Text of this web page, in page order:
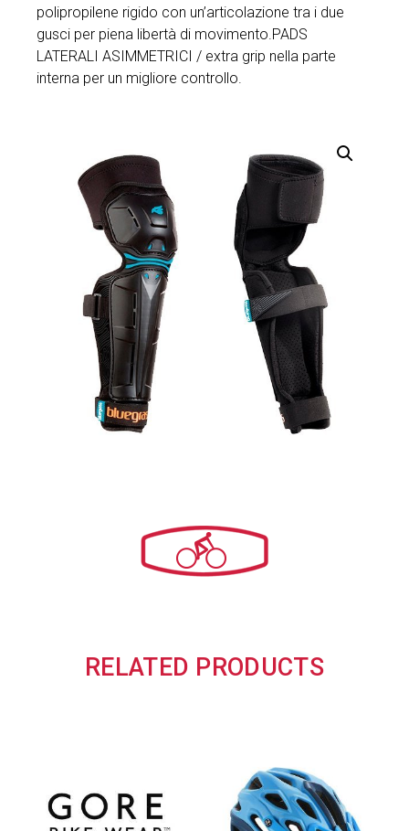
polipropilene rigido con un’articolazione tra i due
gusci per piena libertà di movimento.PADS
LATERALI ASIMMETRICI / extra grip nella parte
interna per un migliore controllo.
RELATED PRODUCTS